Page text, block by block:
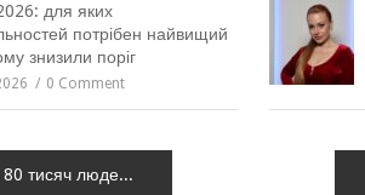
для яких
потрібен найвищий
знизили поріг
0 Comment
На Луганщині 80 тисяч людей залишилися без води